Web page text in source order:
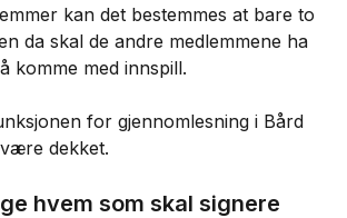
kan det bestemmes at bare to
da skal de andre medlemmene ha
komme med innspill.
for gjennomlesning i Bård
dekket.
hvem som skal signere